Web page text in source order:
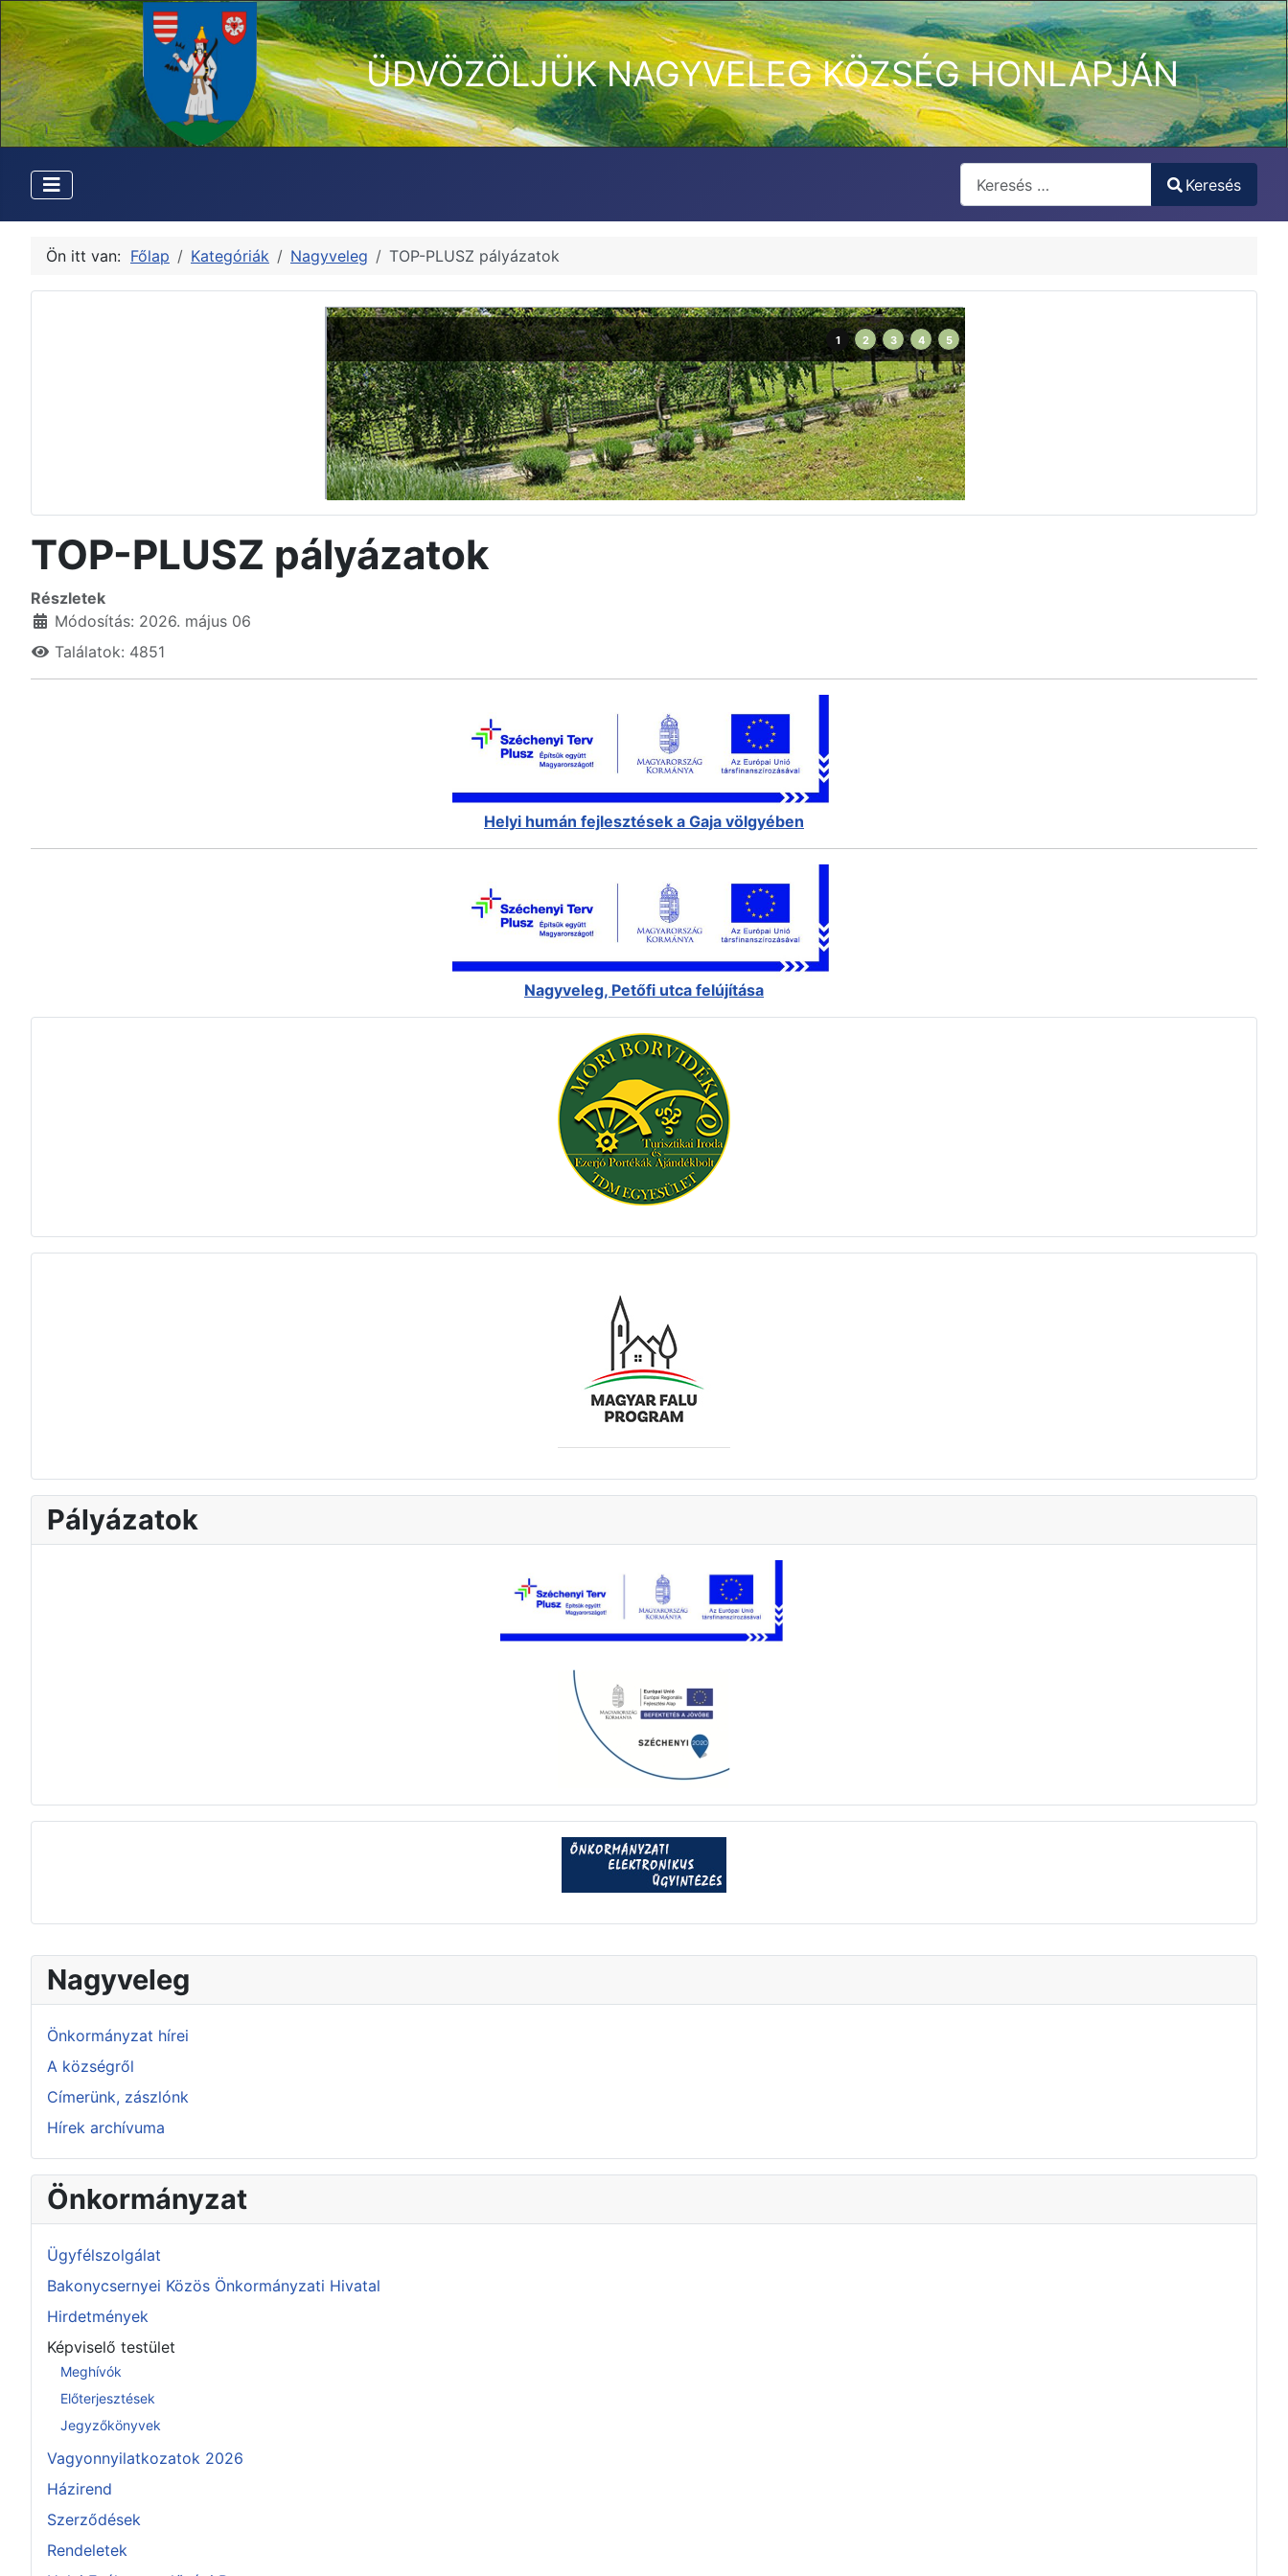
ÜDVÖZÖLJÜK NAGYVELEG KÖZSÉG HONLAPJÁN
Type 2 or more characters for results.
Keresés
Nagyveleg
Önkormányzat hírei
A községről
Címerünk, zászlónk
Hírek archívuma
Önkormányzat
Ügyfélszolgálat
Bakonycsernyei Közös Önkormányzati Hivatal
Hirdetmények
Képviselő testület
Meghívók
Előterjesztések
Jegyzőkönyvek
Vagyonnyilatkozatok 2026
Házirend
Szerződések
Rendeletek
Ön itt van: Főlap Kategóriák Nagyveleg TOP-PLUSZ pályázatok
1 2 3 4 5
TOP-PLUSZ pályázatok
Részletek
Módosítás: 2026. május 06
Találatok: 4851
Helyi humán fejlesztések a Gaja völgyében
Nagyveleg, Petőfi utca felújítása
Pályázatok